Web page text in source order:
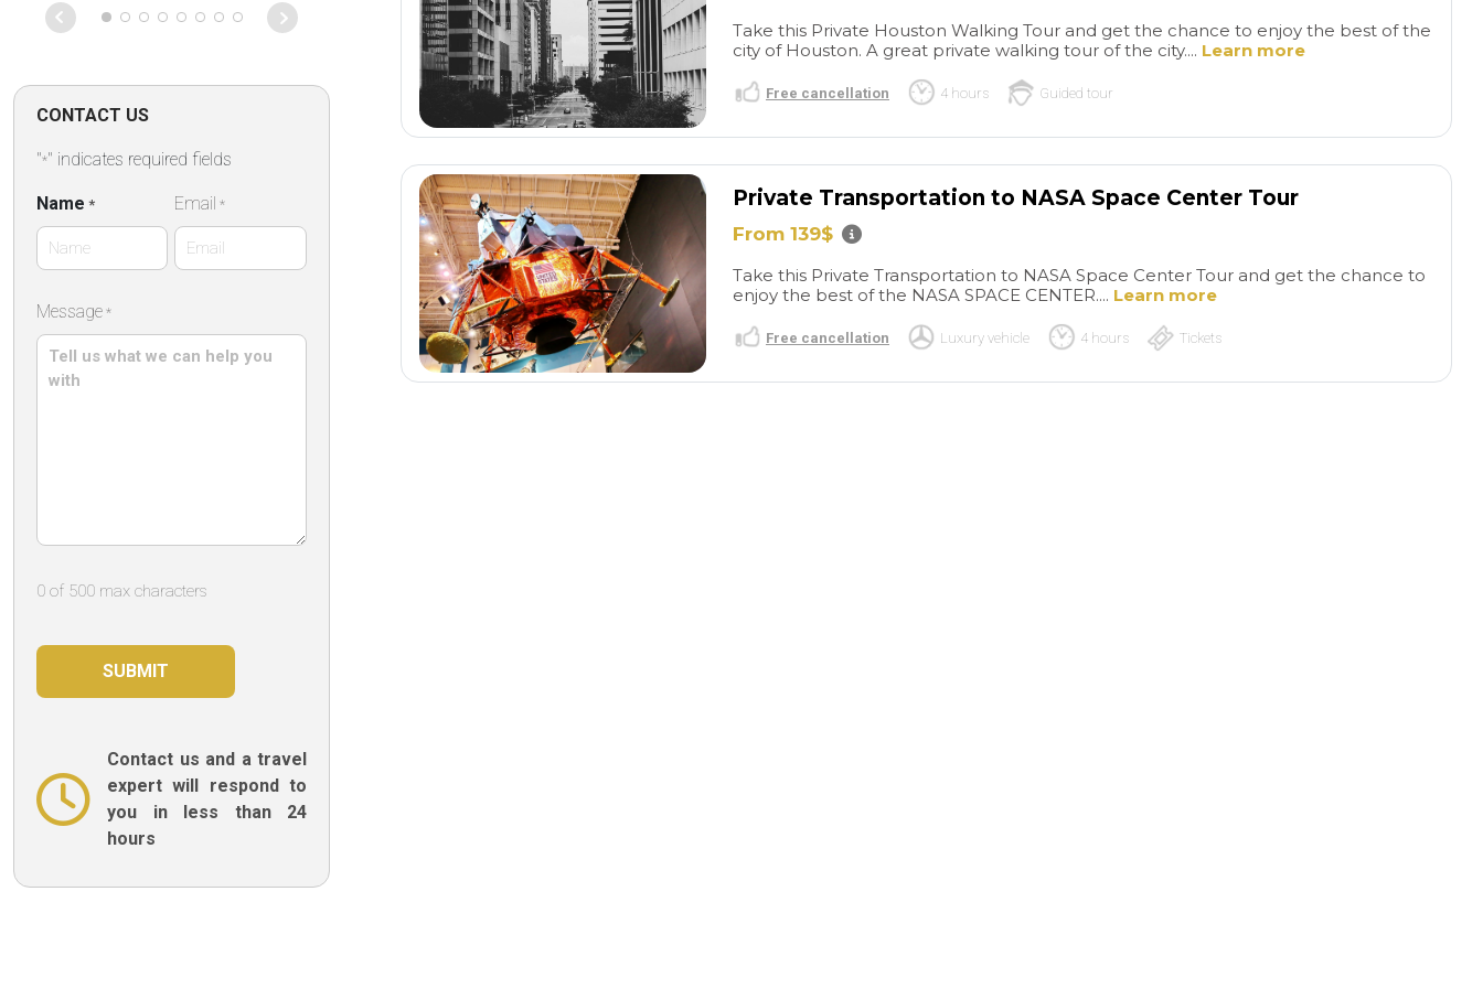
un crack. Totalmente
recomendable. Precio
competitivo similar al resto
de opciones. Viaje en familia
y muy contentos. Gracias!
CONTACT US
"*" indicates required fields
Name *
Name
Email *
Message *
0 of 500 max characters
Contact us and a travel
expert will respond to
you in less than 24
hours
Take this Private Houston Walking Tour and get the chance to enjoy the best of the
city of Houston. A great private walking tour of the city.... Learn more
Free cancellation 4 hours Guided tour
Private Transportation to NASA Space Center Tour
From 139$
Take this Private Transportation to NASA Space Center Tour and get the chance to
enjoy the best of the NASA SPACE CENTER.... Learn more
Free cancellation Luxury vehicle 4 hours Tickets